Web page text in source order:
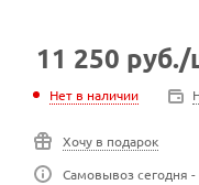
11 250 руб./
Нет в наличии
Хочу в подарок
Самовывоз сегодня -